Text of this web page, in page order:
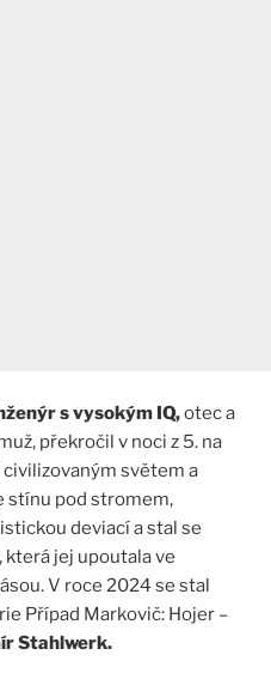
s vysokým IQ,otec a
překročil v noci z 5. na
světem a
stínu pod stromem,
deviací a stal se
jej upoutala ve
V roce 2024 se stal
Případ Markovič: Hojer –
Stahlwerk.